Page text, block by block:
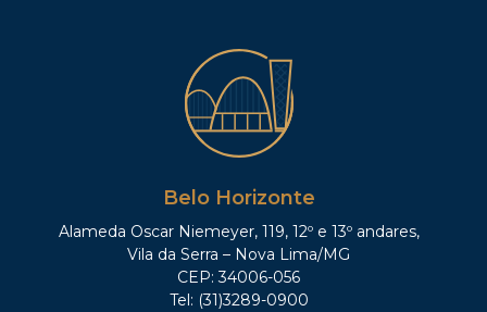
Belo Horizonte
Alameda Oscar Niemeyer, 119, 12º e 13º andares,
Vila da Serra – Nova Lima/MG
CEP: 34006-056
Tel: (31)3289-0900